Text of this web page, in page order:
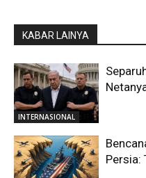
KABAR LAINYA
INTERNASIONAL
Persia: